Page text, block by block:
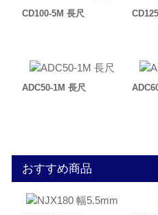
CD100-5M 長尺
ADC50-1M 長尺
おすすめ商品